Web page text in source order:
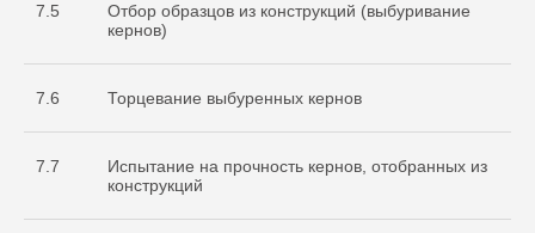
7.5
Отбор образцов из конструкций (выбуривание
кернов)
7.6 Торцевание выбуренных кернов
7.7
Испытание на прочность кернов, отобранных из
конструкций